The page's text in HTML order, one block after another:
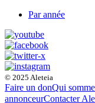
Par année
© 2025 Aleteia
Faire un donQui
annonceurContacter